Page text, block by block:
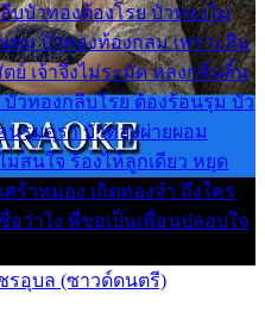
บบัวทองต้องโรย บัวทองไม่
ตม บัวทองท้องกลม เพราะลืม
เจ้าจึงไม่ระมัด หลงกลิ่นลิ้น
วทองกลีบโรย ต้องร้อนรุม บัว
รุมอุรา บัวทองผ่ายผอม
สนใจ ร้องไห้ลูกเดียว หยุด
ร้าหมอง เถิดทองจ๋า ถึงใคร
อว่าไง พี่ขอเป็นเพื่อนปลอบใจ
รอุบล (ซาวด์ดนตรี)